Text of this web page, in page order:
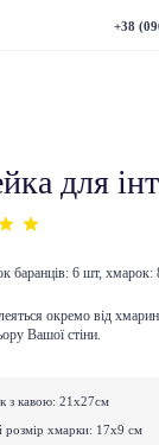
+38
для
баранців: 6 шт, хмарок:
окремо від
Вашої стіни.
з кавою: 21х27см
розмір хмарки: 17х9 см